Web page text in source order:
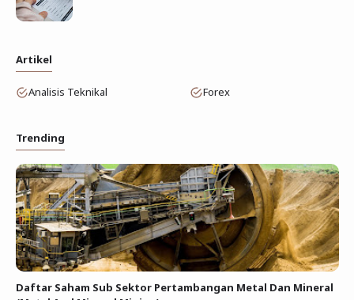
Artikel
Analisis Teknikal Forex
Trending
Daftar Saham Sub Sektor Pertambangan Metal Dan Mineral